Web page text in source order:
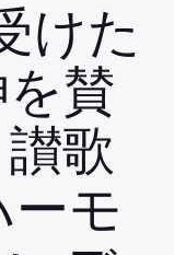
けた
賛
歌
モ